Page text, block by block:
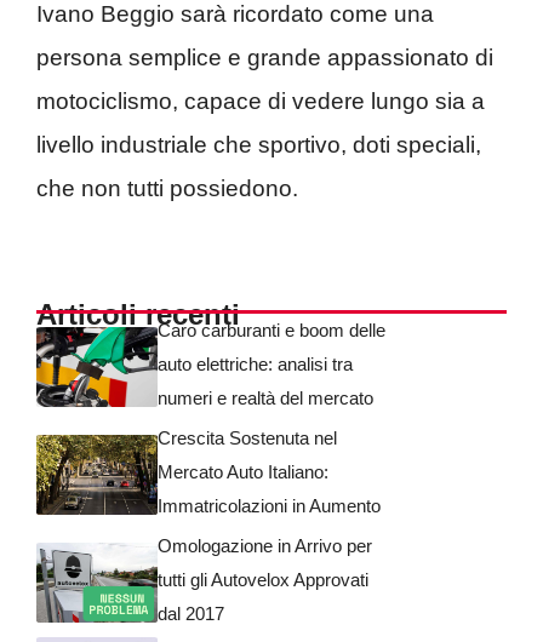
Ivano Beggio sarà ricordato come una
persona semplice e grande appassionato di
motociclismo, capace di vedere lungo sia a
livello industriale che sportivo, doti speciali,
che non tutti possiedono.
Articoli recentiCaro carburanti e boom delle
auto elettriche: analisi tra
numeri e realtà del mercato
Crescita Sostenuta nel
Mercato Auto Italiano:
Immatricolazioni in Aumento
Omologazione in Arrivo per
tutti gli Autovelox Approvati
dal 2017